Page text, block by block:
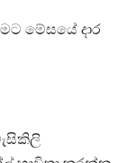
මේසයේ දාර